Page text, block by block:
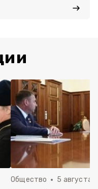
Общество 5 августа ,